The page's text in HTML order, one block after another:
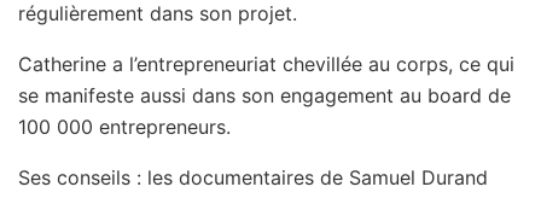
régulièrement dans son projet.
Catherine a l’entrepreneuriat chevillée au corps, ce qui
se manifeste aussi dans son engagement au board de
100 000 entrepreneurs.
Ses conseils : les documentaires de Samuel Durand